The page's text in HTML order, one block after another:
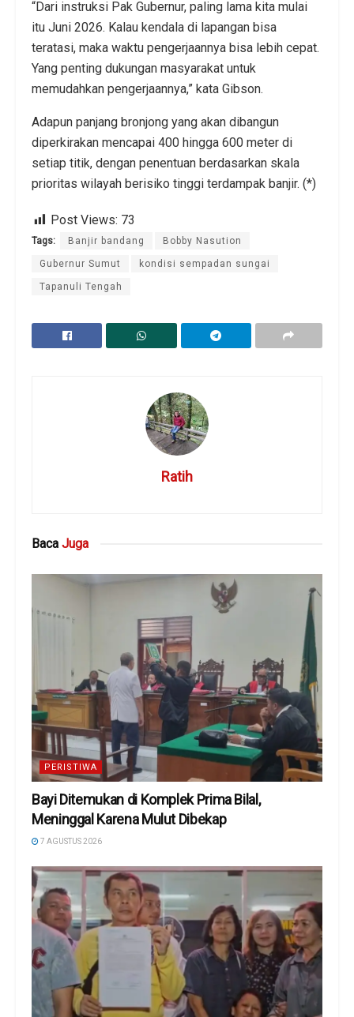
“Dari instruksi Pak Gubernur, paling lama kita mulai
itu Juni 2026. Kalau kendala di lapangan bisa
teratasi, maka waktu pengerjaannya bisa lebih cepat.
Yang penting dukungan masyarakat untuk
memudahkan pengerjaannya,” kata Gibson.
Adapun panjang bronjong yang akan dibangun
diperkirakan mencapai 400 hingga 600 meter di
setiap titik, dengan penentuan berdasarkan skala
prioritas wilayah berisiko tinggi terdampak banjir. (*)
Post Views: 73
Tags: Banjir bandang Bobby Nasution
Gubernur Sumut kondisi sempadan sungai
Tapanuli Tengah
Ratih
Baca Juga
PERISTIWA
Bayi Ditemukan di Komplek Prima Bilal,
Meninggal Karena Mulut Dibekap
7 AGUSTUS 2026